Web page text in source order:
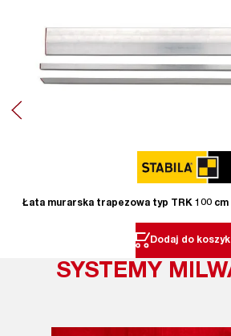
Łata murarska trapezowa typ TRK 100 cm
Dodaj do
SYSTEMY